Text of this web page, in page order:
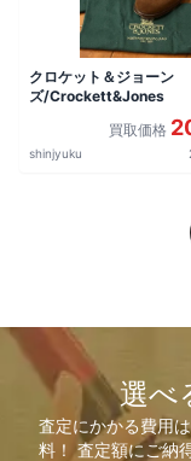
クロケット＆ジョーン
ズ/Crockett&Jones
買取価格
shinjyuku
選べ
査定にかかる費用
料！ 査定額にご納